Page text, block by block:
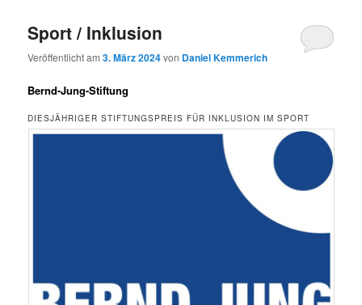
Sport / Inklusion
Veröffentlicht am3. März 2024von Daniel Kemmerich
Bernd-Jung-Stiftung
DIESJÄHRIGER STIFTUNGSPREIS FÜR INKLUSION IM SPORT